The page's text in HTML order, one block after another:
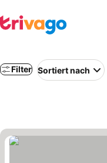
Filter Sortiert nach